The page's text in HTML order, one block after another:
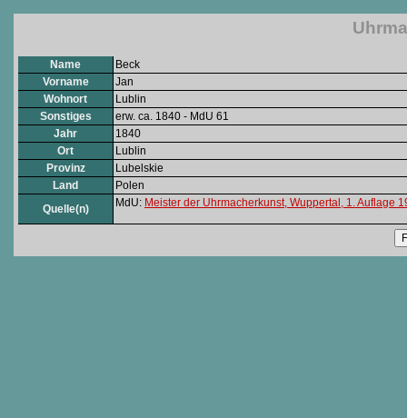
Name
Beck
Vorname
Jan
Wohnort
Lublin
Sonstiges
erw. ca. 1840 - MdU 61
Jahr
1840
Ort
Lublin
Provinz
Lubelskie
Land
Polen
Quelle(n)
MdU: Meister der Uhrmacherkunst, Wuppertal, 1. Auflage